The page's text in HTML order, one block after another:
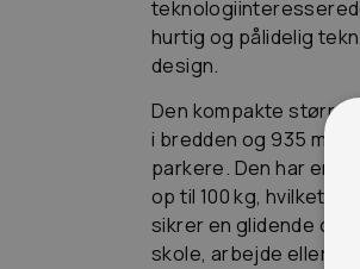
hurtig og pålidelig
design.
Den kompakte
i bredden og 935 mm i
parkere. Den har en
op til 100 kg, hvilket
sikrer en glidende og
skole, arbejde eller